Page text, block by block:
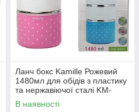
Ланч бокс Kamille Рожевий
1480мл для обідів з пластику
та нержавіючої сталі KM-
2104
В наявності